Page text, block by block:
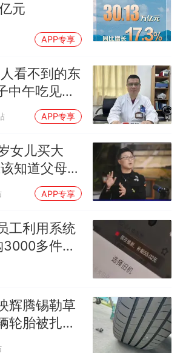
元
APP专享
看不到的东
中午吃见手
再吃却出现
APP专享
女儿买大
知道父母的
买衣服80%
APP专享
工利用系统
多件家
辉腾锡勒草
轮胎被扎，
价格高达千